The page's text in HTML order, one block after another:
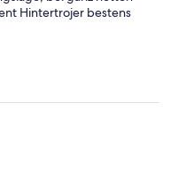
Hintertrojer bestens